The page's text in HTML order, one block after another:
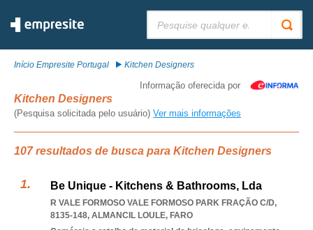
Início Empresite Portugal Kitchen Designers
Informação oferecida por
Kitchen Designers
(Pesquisa solicitada pelo usuário) Ver mais informações
107 resultados de busca para Kitchen Designers
Be Unique - Kitchens & Bathrooms, Lda
R VALE FORMOSO VALE FORMOSO PARK FRAÇÃO C/D,
8135-148, ALMANCIL LOULE, FARO